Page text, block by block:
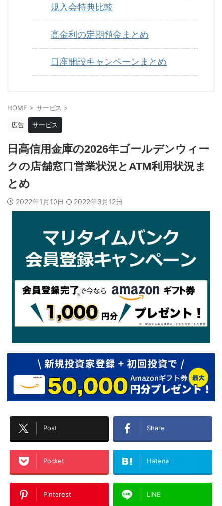
規入会特典比較
高金利の定期預金まとめ
口座開設キャンペーンまとめ
HOME > サービス >
広告 サービス
日高信用金庫の2026年ゴールデンウィー
クの店舗窓口営業状況とATM利用状況ま
とめ
2022年1月10日 2022年3月12日
Post Share
Pocket Hatena
Pinterest LINE